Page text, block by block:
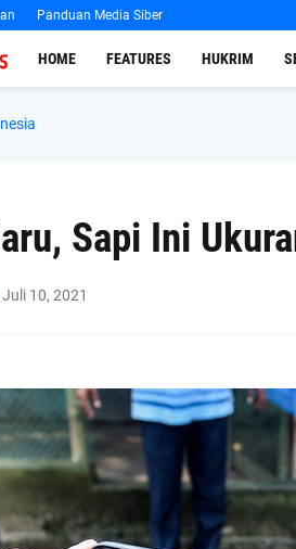
Panduan Media Siber
HOME FEATURES HUKRIM
Sapi Ini
Juli 10, 2021